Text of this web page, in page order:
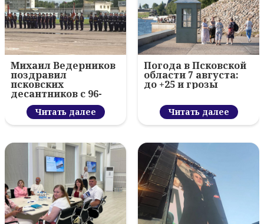
Михаил Ведерников
поздравил
псковских
десантников с 96-
летием ВДВ и
вручил награды
Читать далее
Погода в Псковской
области 7 августа:
до +25 и грозы
Читать далее